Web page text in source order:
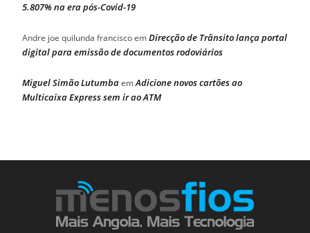
5.807% na era pós-Covid-19
Andre joe quilunda franciscoemDirecção de Trânsito lança portal
digital para emissão de documentos rodoviários
Miguel Simão LutumbaemAdicione novos cartões ao
Multicaixa Express sem ir ao ATM